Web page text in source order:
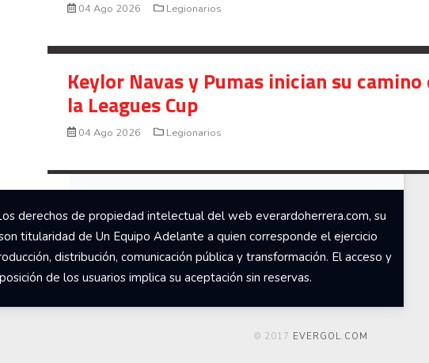
Señal en vivo:
04 Ago 2026 Legionarios
Keylor Navas y Pumas inician su camino
la Leagues Cup
04 Ago 2026 Legionarios
derechos de propiedad intelectual del web everardoherrera.com, su
titularidad de Un Equipo Adelante a quien corresponde el ejercicio
distribución, comunicación pública y transformación. El acceso y
de los usuarios implica su aceptación sin reservas.
© 2017 EVERGOL.COM